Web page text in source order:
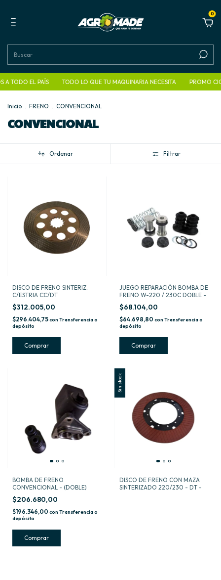
0
A TODO EL PAÍS TODO LO QUE TU MAQUINARIA NECESITA PROMO
Inicio . FRENO . CONVENCIONAL
CONVENCIONAL
Ordenar Filtrar
DISCO DE FRENO SINTERIZ.
C/ESTRIA CC/DT
$312.005,00
$296.404,75con Transferencia o
depósito
JUEGO REPARACIÓN BOMBA DE
FRENO W-220 / 230C DOBLE -
$68.104,00
$64.698,80 con Transferencia o
depósito
BOMBA DE FRENO
CONVENCIONAL - (DOBLE)
$206.680,00
$196.346,00 con Transferencia o
depósito
Sin stock
DISCO DE FRENO CON MAZA
SINTERIZADO 220/230 - DT -